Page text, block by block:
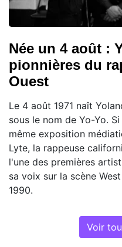
Née un 4 août :
pionnières du
Ouest
Le 4 août 1971 naît
sous le nom de Yo-Yo.
même exposition
Lyte, la rappeuse
l'une des premières
sa voix sur la scène
1990.
Voir